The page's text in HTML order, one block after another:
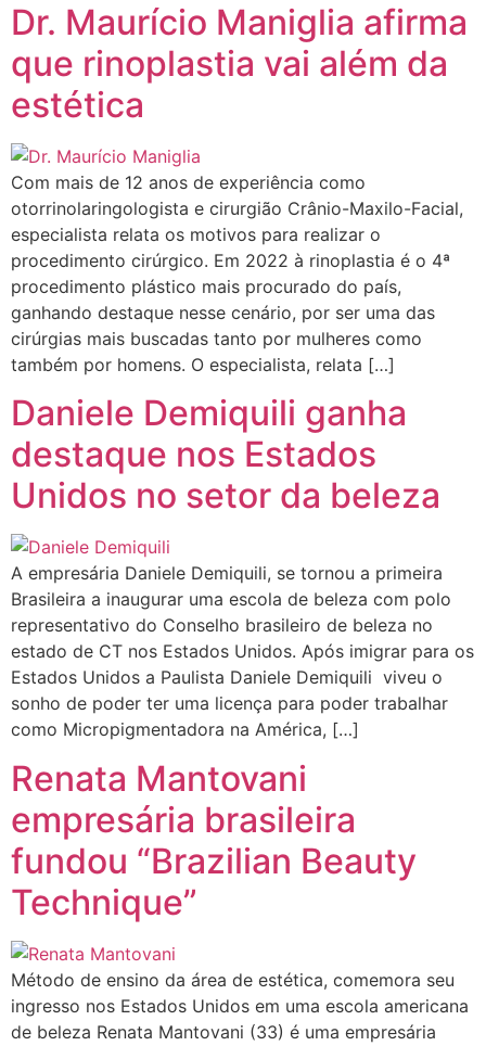
Dr. Maurício Maniglia afirma
que rinoplastia vai além da
estética
Com mais de 12 anos de experiência como
otorrinolaringologista e cirurgião Crânio-Maxilo-Facial,
especialista relata os motivos para realizar o
procedimento cirúrgico. Em 2022 à rinoplastia é o 4ª
procedimento plástico mais procurado do país,
ganhando destaque nesse cenário, por ser uma das
cirúrgias mais buscadas tanto por mulheres como
também por homens. O especialista, relata […]
Daniele Demiquili ganha
destaque nos Estados
Unidos no setor da beleza
A empresária Daniele Demiquili, se tornou a primeira
Brasileira a inaugurar uma escola de beleza com polo
representativo do Conselho brasileiro de beleza no
estado de CT nos Estados Unidos. Após imigrar para os
Estados Unidos a Paulista Daniele Demiquili viveu o
sonho de poder ter uma licença para poder trabalhar
como Micropigmentadora na América, […]
Renata Mantovani
empresária brasileira
fundou “Brazilian Beauty
Technique”
Método de ensino da área de estética, comemora seu
ingresso nos Estados Unidos em uma escola americana
de beleza Renata Mantovani (33) é uma empresária